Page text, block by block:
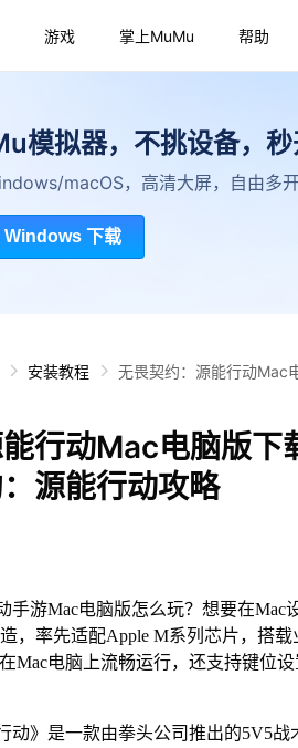
游戏 掌上MuMu 帮助
模拟器，不挑设备，秒
macOS，高清大屏，自由多
Windows 下载
安装教程 无畏契约：源能行动Mac
行动Mac电脑版下
源能行动攻略
手游Mac电脑版怎么玩？想要在
，率先适配Apple M系列芯片，搭
Mac电脑上流畅运行，还支持键位
动》是一款由拳头公司推出的5V5